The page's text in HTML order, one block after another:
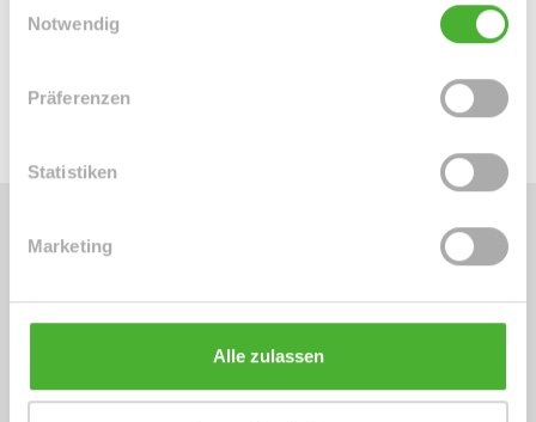
Notwendig
Präferenzen
Statistiken
Marketing
Alle zulassen
Downloads